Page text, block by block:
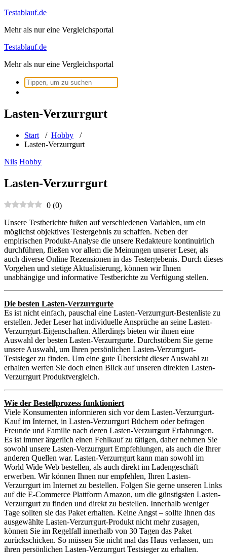
Zum
springen
Testablauf.de
Mehr als nur eine Vergleichsportal
Testablauf.de
Mehr als nur eine Vergleichsportal
Suchen
nach:
Lasten-Verzurrgurt
Start / Hobby /
Lasten-Verzurrgurt
Nils Hobby
Lasten-Verzurrgurt
0 (0)
Unsere Testberichte fußen auf verschiedenen Variablen, um ein
möglichst objektives Testergebnis zu schaffen. Neben der
empirischen Produkt-Analyse die unsere Redakteure kontinuirlich
durchführen, fließen vor allem die Meinungen unserer Leser, als
auch diverse Online Rezensionen in das Testergebenis. Durch dieses
Vorgehen und stetige Aktualisierung, können wir Ihnen
unabhängige und informative Testberichte zu Verfügung stellen.
Die besten Lasten-Verzurrgurte
Es ist nicht einfach, pauschal eine Lasten-Verzurrgurt-Bestenliste zu
erstellen. Jeder Leser hat individuelle Ansprüche an seine Lasten-
Verzurrgurt-Eigenschaften. Allerdings bieten wir ihnen eine
Auswahl der besten Lasten-Verzurrgurte. Durchstöbern Sie gerne
unsere Auswahl, um Ihren persönlichen Lasten-Verzurrgurt-
Testsieger zu finden. Um eine gute Übersicht dieser Auswahl zu
erhalten werfen Sie doch einen Blick auf unseren direkten Lasten-
Verzurrgurt Produktvergleich.
Wie der Bestellprozess funktioniert
Viele Konsumenten informieren sich vor dem Lasten-Verzurrgurt-
Kauf im Internet, in Lasten-Verzurrgurt Büchern oder befragen
Freunde und Familie nach deren Lasten-Verzurrgurt Erfahrungen.
Es ist immer ärgerlich einen Fehlkauf zu tätigen, daher nehmen Sie
sowohl unsere Lasten-Verzurrgurt Empfehlungen, als auch die Ihrer
anderen Quellen war. Lasten-Verzurrgurt kann man sowohl im
World Wide Web bestellen, als auch direkt im Ladengeschäft
erwerben. Wir können Ihnen nur empfehlen, Ihren Lasten-
Verzurrgurt im Internet zu bestellen. Folgen Sie gerne unseren Links
auf die E-Commerce Plattform Amazon, um die günstigsten Lasten-
Verzurrgurt zu finden und direkt zu bestellen. Innerhalb weniger
Tage sollten sie das Paket erhalten. Keine Angst – sollte Ihnen das
ausgewählte Lasten-Verzurrgurt-Produkt nicht mehr zusagen,
können Sie im Regelfall innerhalb von 30 Tagen das Paket
zurückschicken. So müssen Sie nicht mal das Haus verlassen, um
ihren persönlichen Lasten-Verzurrgurt Testsieger zu erhalten.